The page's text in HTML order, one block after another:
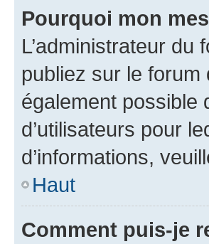
Pourquoi mon
L’administrateur
publiez sur le forum
également possible
d’utilisateurs pour
d’informations,
Haut
Comment puis-je